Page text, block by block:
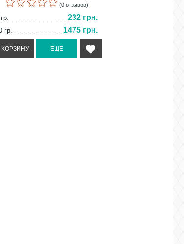
(0 отзывов)
232 грн.
гр. 1475 грн.